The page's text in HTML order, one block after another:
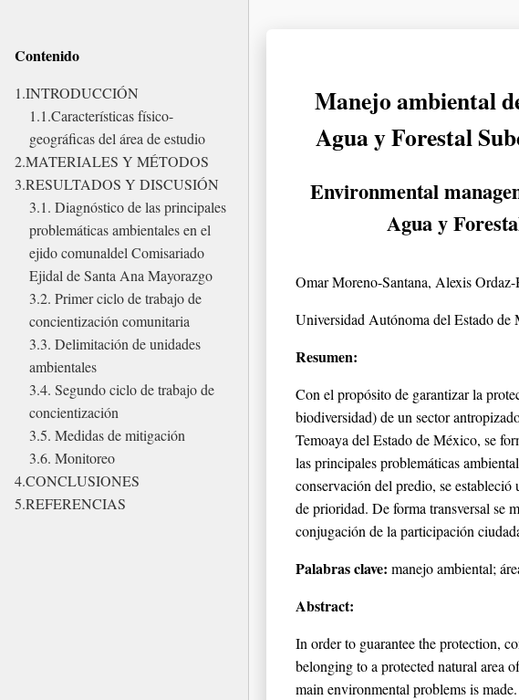
Contenido
1.INTRODUCCIÓN
1.1.Características físico-
geográficas del área de estudio
2.MATERIALES Y MÉTODOS
3.RESULTADOS Y DISCUSIÓN
3.1. Diagnóstico de las principales
problemáticas ambientales en el
ejido comunaldel Comisariado
Ejidal de Santa Ana Mayorazgo
3.2. Primer ciclo de trabajo de
concientización comunitaria
3.3. Delimitación de unidades
ambientales
3.4. Segundo ciclo de trabajo de
concientización
3.5. Medidas de mitigación
3.6. Monitoreo
4.CONCLUSIONES
5.REFERENCIAS
Manejo ambiental
Agua y Forestal
Environmental
Agua y
Omar Moreno-Santana, Alexis
Universidad Autónoma del Estado de
Resumen:
Con el propósito de garantizar la
biodiversidad) de un sector
Temoaya del Estado de México, se
las principales problemáticas
conservación del predio, se
de prioridad. De forma transversal se
conjugación de la participación
Palabras clave: manejo ambiental;
Abstract:
In order to guarantee the protection,
belonging to a protected natural area
main environmental problems is